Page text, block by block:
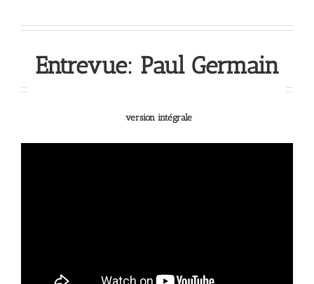
Entrevue: Paul Germain
version intégrale